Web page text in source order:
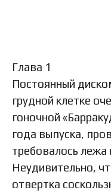
Глава 1
Постоянный
грудной клетке
гоночной
года выпуска,
требовалось
Неудивительно,
отвертка